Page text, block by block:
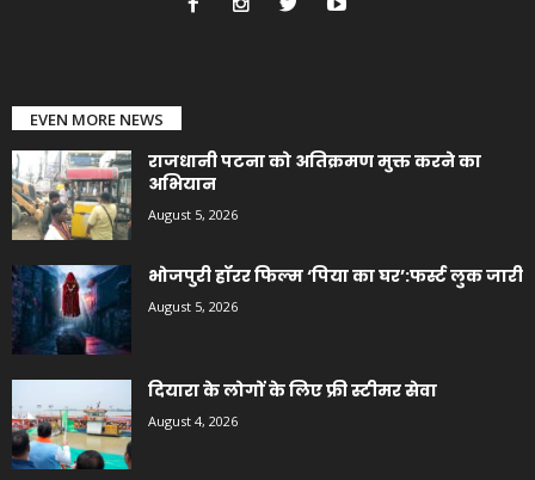
EVEN MORE NEWS
राजधानी पटना को अतिक्रमण मुक्त करने का
अभियान
August 5, 2026
भोजपुरी हॉरर फिल्म ‘पिया का घर’:फर्स्ट लुक जारी
August 5, 2026
दियारा के लोगों के लिए फ्री स्टीमर सेवा
August 4, 2026